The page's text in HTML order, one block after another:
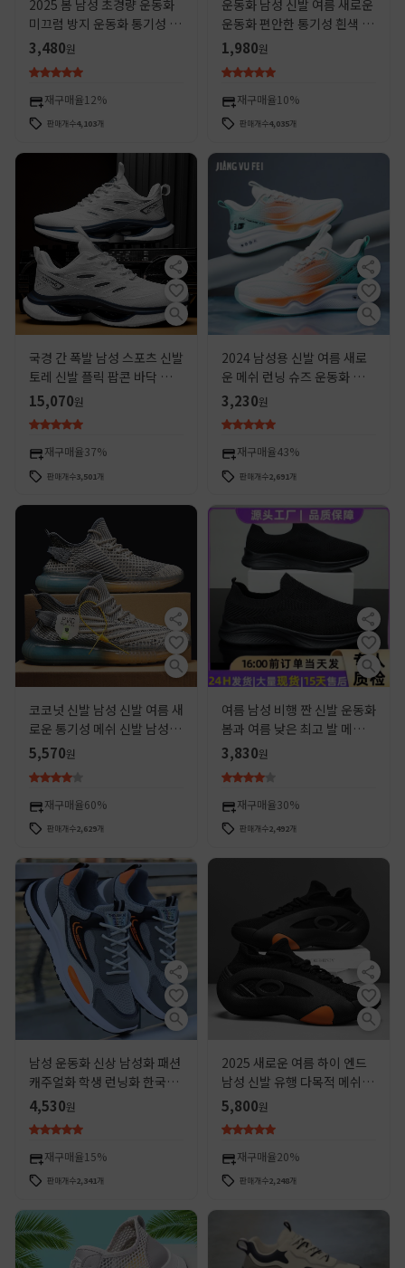
2025 봄 남성 초경량 운동화
미끄럼 방지 운동화 통기성 충
격 흡수 부드러운 바닥 학생 신
발 가벼운 달리기
3,480원
재구매율 12%
판매개수4,103개
운동화 남성 신발 여름 새로운
운동화 편안한 통기성 흰색 신
발 비행 직조 통기성 캐주얼 신
발 남성 신발
1,980원
재구매율 10%
판매개수4,035개
국경 간 폭발 남성 스포츠 신발
토레 신발 플릭 팝콘 바닥 통기
성 메쉬 캐주얼 운동화 헤어 세
15,070원
재구매율37%
판매개수3,501개
2024 남성용 신발 여름 새로
운 메쉬 런닝 슈즈 운동화 통기
성 충격 흡수 소프트 단독 학생
신발 남성용 경량 러닝 슈즈
3,230원
재구매율43%
판매개수2,691개
코코넛 신발 남성 신발 여름 새
로운 통기성 메쉬 신발 남성용
트렌디 한 모든 매치 플라잉 짠
스포츠 캐주얼 러닝 토레 신발
5,570원
재구매율60%
판매개수2,629개
여름 남성 비행 짠 신발 운동화
봄과 여름 낮은 최고 발 메쉬
원단 경량 통기성 캐주얼 스텝
메쉬 신발
3,830원
재구매율30%
판매개수2,492개
남성 운동화 신상 남성화 패션
캐주얼화 학생 런닝화 한국형
메쉬 경량 두꺼운 밑창 아빠 신
발
4,530원
재구매율 15%
판매개수2,341개
2025 새로운 여름 하이 엔드
남성 신발 유행 다목적 메쉬 통
기성 두꺼운 밑창 청소년 러닝
스포츠 및 캐주얼 신발
5,800원
재구매율20%
판매개수2,248개